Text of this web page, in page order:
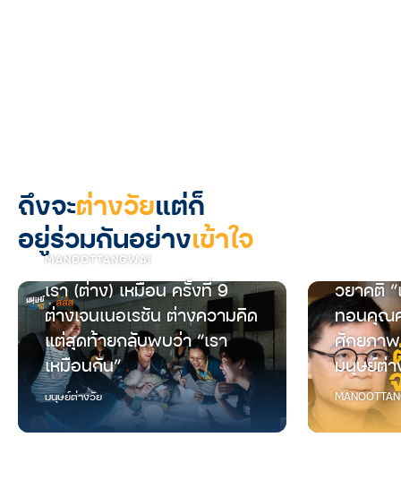
ถึงจะต่างวัยแต่ก็
อยู่ร่วมกันอย่างเข้าใจ
MANOOTTANGWAI
เรา (ต่าง) เหมือน ครั้งที่ 9
ต่างเจนเนอเรชัน ต่างความคิด
แต่สุดท้ายกลับพบว่า “เรา
เหมือนกัน”
มนุษย์ต่างวัย
วยาคติ
ทอนคุณ
ศักยภา
มนุษย์ต่า